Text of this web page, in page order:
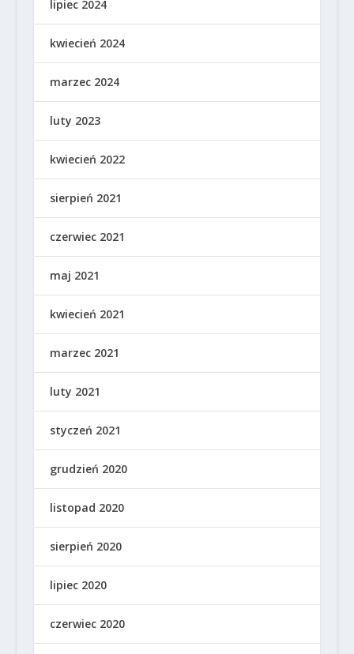
lipiec 2024
kwiecień 2024
marzec 2024
luty 2023
kwiecień 2022
sierpień 2021
czerwiec 2021
maj 2021
kwiecień 2021
marzec 2021
luty 2021
styczeń 2021
grudzień 2020
listopad 2020
sierpień 2020
lipiec 2020
czerwiec 2020